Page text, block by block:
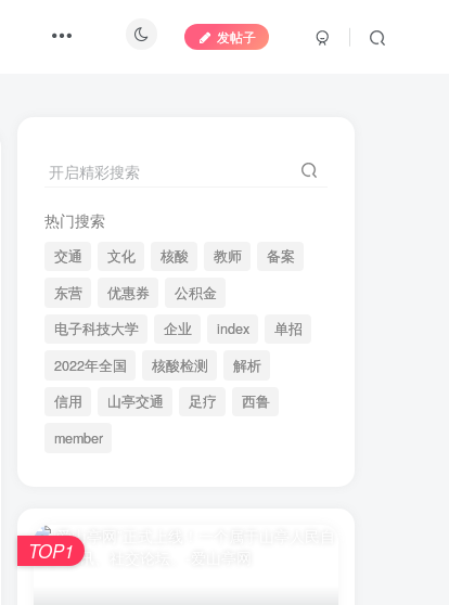
发帖子
开启精彩搜索
热门搜索
交通 文化 核酸 教师
备案
东营
优惠券
公积金
电子科技大学
企业 index
单招
2022年全国
核酸检测
解析
信用
山亭交通 足疗
西鲁
member
TOP1